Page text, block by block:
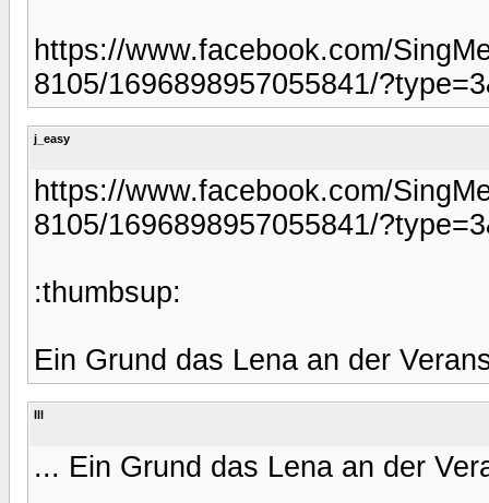
https://www.facebook.com/
8105/1696898957055841/
j_easy
https://www.facebook.com/
8105/1696898957055841/
:thumbsup:
Ein Grund das Lena an der
Ill
... Ein Grund das Lena an der